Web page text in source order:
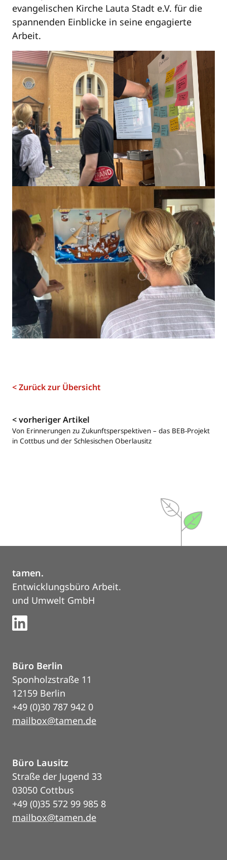
evangelischen Kirche Lauta Stadt e.V. für die
spannenden Einblicke in seine engagierte
Arbeit.
< Zurück zur Übersicht
Navigation
< vorheriger Artikel
Von Erinnerungen zu Zukunftsperspektiven – das BEB-Projekt
in Cottbus und der Schlesischen Oberlausitz
tamen.
Entwicklungsbüro Arbeit.
und Umwelt GmbH
Büro Berlin
Sponholzstraße 11
12159 Berlin
+49 (0)30 787 942 0
mailbox@tamen.de
Büro Lausitz
Straße der Jugend 33
03050 Cottbus
+49 (0)35 572 99 985 8
mailbox@tamen.de